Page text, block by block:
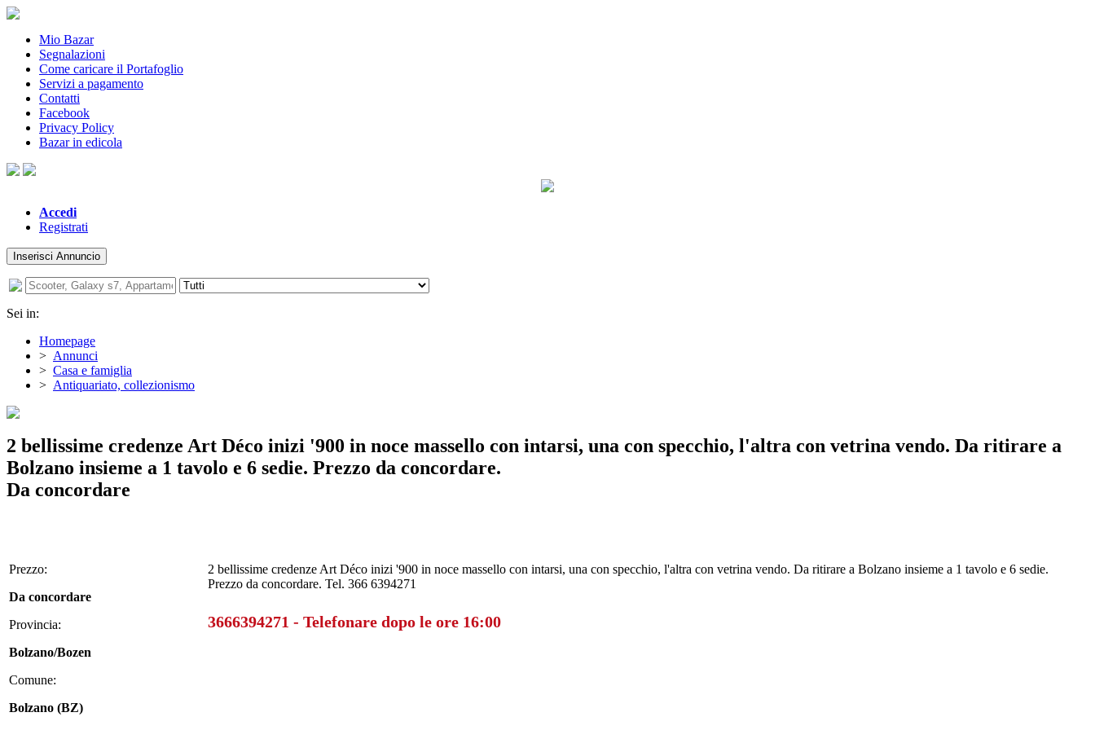
Mio Bazar
Segnalazioni
Come caricare il Portafoglio
Servizi a pagamento
Contatti
Facebook
Privacy Policy
Bazar in edicola
Accedi
Registrati
Inserisci Annuncio
Sei in:
Homepage
> Annunci
> Casa e famiglia
> Antiquariato, collezionismo
2 bellissime credenze Art Déco inizi '900 in noce massello con intarsi, una con specchio, l'altra con vetrina vendo. Da ritirare a
Bolzano insieme a 1 tavolo e 6 sedie. Prezzo da concordare.
Da concordare
Prezzo:
Da concordare
Provincia:
Bolzano/Bozen
Comune:
Bolzano (BZ)
2 bellissime credenze Art Déco inizi '900 in noce massello con intarsi, una con specchio, l'altra con vetrina vendo. Da ritirare a Bolzano insieme a 1 tavolo e 6 sedie.
Prezzo da concordare. Tel. 366 6394271
3666394271 - Telefonare dopo le ore 16:00